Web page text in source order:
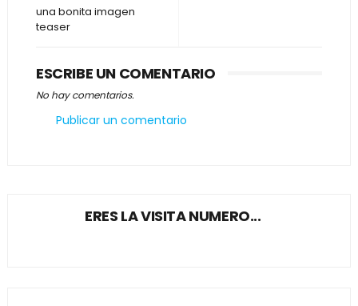
una bonita imagen
teaser
ESCRIBE UN COMENTARIO
No hay comentarios.
Publicar un comentario
ERES LA VISITA NUMERO...